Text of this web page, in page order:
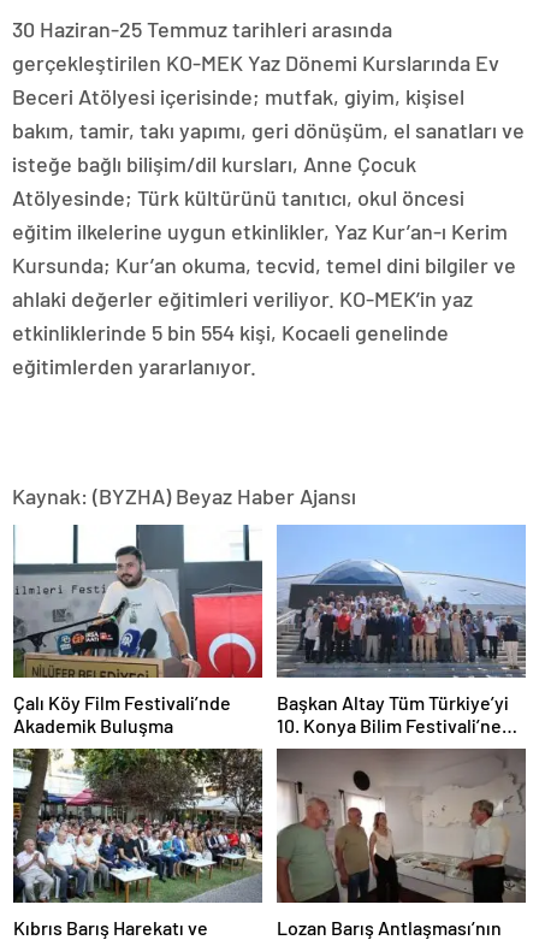
30 Haziran-25 Temmuz tarihleri arasında
gerçekleştirilen KO-MEK Yaz Dönemi Kurslarında Ev
Beceri Atölyesi içerisinde; mutfak, giyim, kişisel
bakım, tamir, takı yapımı, geri dönüşüm, el sanatları ve
isteğe bağlı bilişim/dil kursları, Anne Çocuk
Atölyesinde; Türk kültürünü tanıtıcı, okul öncesi
eğitim ilkelerine uygun etkinlikler, Yaz Kur’an-ı Kerim
Kursunda; Kur’an okuma, tecvid, temel dini bilgiler ve
ahlaki değerler eğitimleri veriliyor. KO-MEK’in yaz
etkinliklerinde 5 bin 554 kişi, Kocaeli genelinde
eğitimlerden yararlanıyor.
Kaynak: (BYZHA) Beyaz Haber Ajansı
Çalı Köy Film Festivali’nde
Akademik Buluşma
Başkan Altay Tüm Türkiye’yi
10. Konya Bilim Festivali’ne
Davet Etti
Kıbrıs Barış Harekatı ve
Lozan Barış Antlaşması’nın